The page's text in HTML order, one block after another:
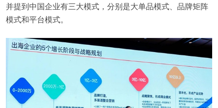
并提到中国企业有三大模式，分别是大单品模式、品牌矩阵
模式和平台模式。